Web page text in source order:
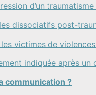
d’un
dissociatifs post-
victimes de
indiquée après un
communication ?